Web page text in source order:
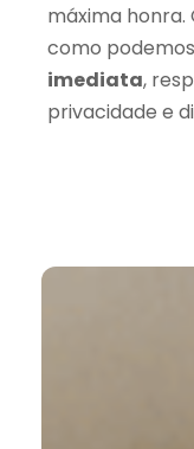
máxima
como podemos
imediata,
privacidade e